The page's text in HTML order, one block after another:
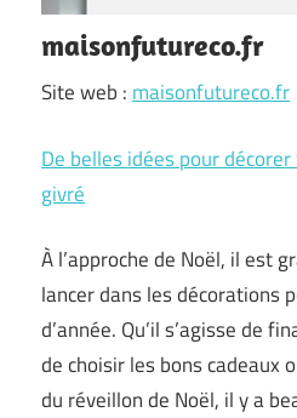
maisonfutureco.fr
Site web :maisonfutureco.fr
De belles idées pour
givré
À l’approche de Noël, il est
lancer dans les décorations
d’année. Qu’il s’agisse de
de choisir les bons cadeaux
du réveillon de Noël, il y a